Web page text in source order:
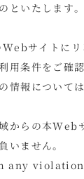
といたします
サイトにリ
用条件をご確認
情報について
からの本Web
いません。
any